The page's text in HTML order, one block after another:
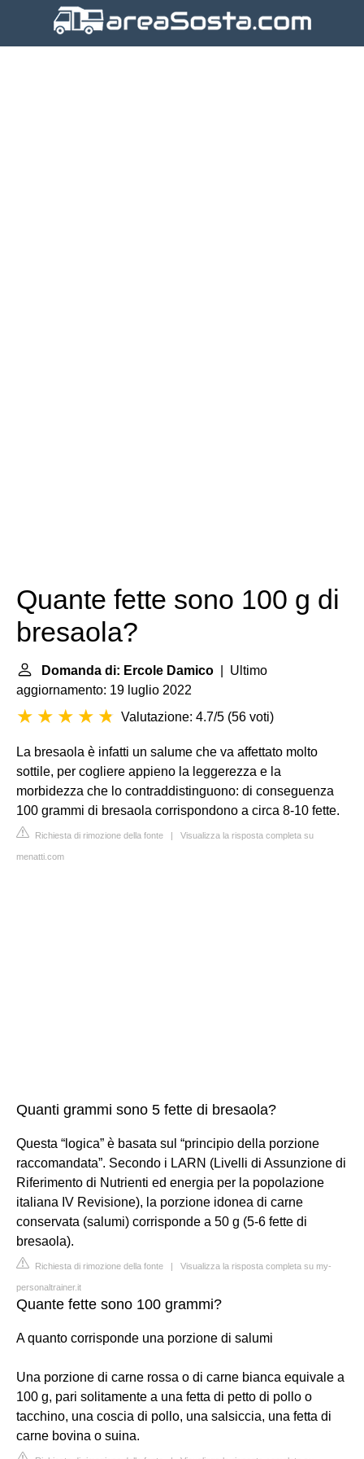
Quante fette sono 100 g di
bresaola?
Domanda di: Ercole Damico | Ultimo
aggiornamento: 19 luglio 2022
Valutazione: 4.7/5 (56 voti)
La bresaola è infatti un salume che va affettato molto
sottile, per cogliere appieno la leggerezza e la
morbidezza che lo contraddistinguono: di conseguenza
100 grammi di bresaola corrispondono a circa 8-10 fette.
Richiesta di rimozione della fonte | Visualizza la risposta completa su
menatti.com
Quanti grammi sono 5 fette di bresaola?
Questa “logica” è basata sul “principio della porzione
raccomandata”. Secondo i LARN (Livelli di Assunzione di
Riferimento di Nutrienti ed energia per la popolazione
italiana IV Revisione), la porzione idonea di carne
conservata (salumi) corrisponde a 50 g (5-6 fette di
bresaola).
Richiesta di rimozione della fonte | Visualizza la risposta completa su my-
personaltrainer.it
Quante fette sono 100 grammi?
A quanto corrisponde una porzione di salumi
Una porzione di carne rossa o di carne bianca equivale a
100 g, pari solitamente a una fetta di petto di pollo o
tacchino, una coscia di pollo, una salsiccia, una fetta di
carne bovina o suina.